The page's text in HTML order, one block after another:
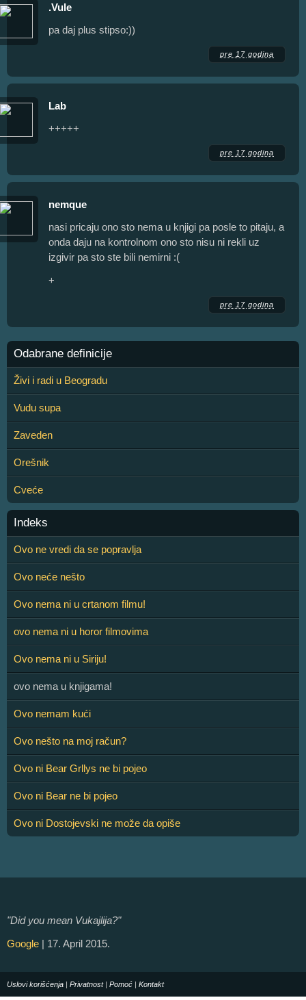
.Vule
pa daj plus stipso:))
pre 17 godina
Lab
+++++
pre 17 godina
nemque
nasi pricaju ono sto nema u knjigi pa posle to pitaju, a
onda daju na kontrolnom ono sto nisu ni rekli uz
izgivir pa sto ste bili nemirni :(
+
pre 17 godina
Odabrane definicije
Živi i radi u Beogradu
Vudu supa
Zaveden
Orešnik
Cveće
Indeks
Ovo ne vredi da se popravlja
Ovo neće nešto
Ovo nema ni u crtanom filmu!
ovo nema ni u horor filmovima
Ovo nema ni u Siriju!
ovo nema u knjigama!
Ovo nemam kući
Ovo nešto na moj račun?
Ovo ni Bear Grllys ne bi pojeo
Ovo ni Bear ne bi pojeo
Ovo ni Dostojevski ne može da opiše
"Did you mean Vukajlija?"
Google | 17. April 2015.
Uslovi korišćenja | Privatnost| Pomoć | Kontakt